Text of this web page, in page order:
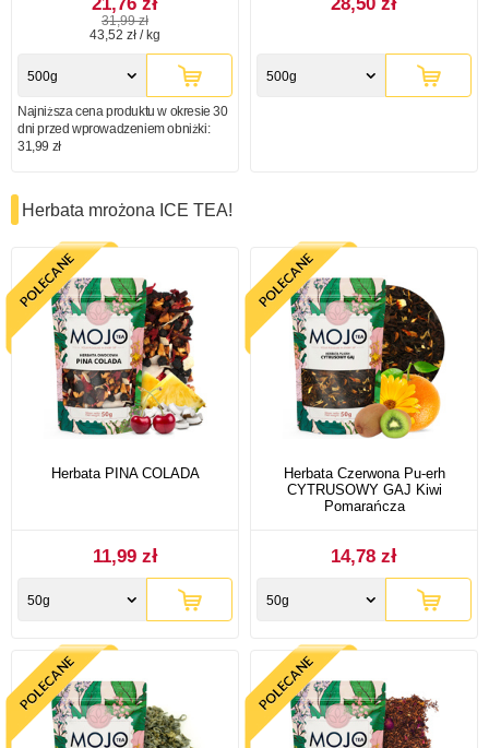
31,99 zł
43,52 zł / kg
500g
Najniższa cena produktu w okresie 30
dni przed wprowadzeniem obniżki:
31,99 zł
500g
Herbata mrożona ICE TEA!
Herbata PINA COLADA
11,99 zł
50g
Herbata Czerwona Pu-erh
CYTRUSOWY GAJ Kiwi
Pomarańcza
14,78 zł
50g